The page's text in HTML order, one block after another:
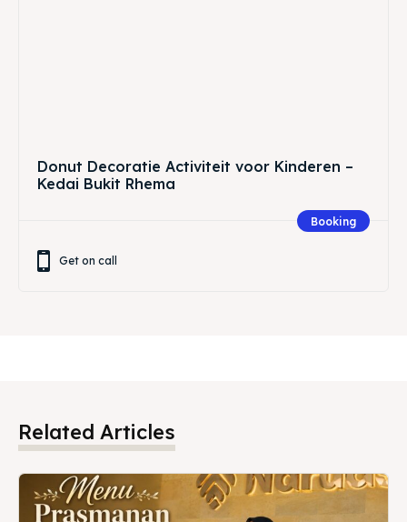
Donut Decoratie Activiteit voor Kinderen –
Kedai Bukit Rhema
Booking
Get on call
Related Articles